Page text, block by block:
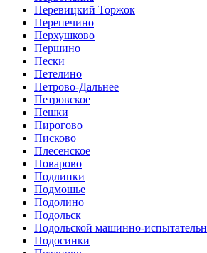
Перевицкий Торжок
Перепечино
Перхушково
Першино
Пески
Петелино
Петрово-Дальнее
Петровское
Пешки
Пирогово
Писково
Плесенское
Поварово
Подлипки
Подмошье
Подолино
Подольск
Подольской машинно-
Подосинки